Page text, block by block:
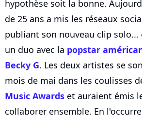
hypothèse soit la bonne.
de 25 ans a mis les réseaux
publiant son nouveau clip solo...
un duo avec la popstar
Becky G. Les deux artistes se
mois de mai dans les coulisses
Music Awards et auraient émis
collaborer ensemble. En